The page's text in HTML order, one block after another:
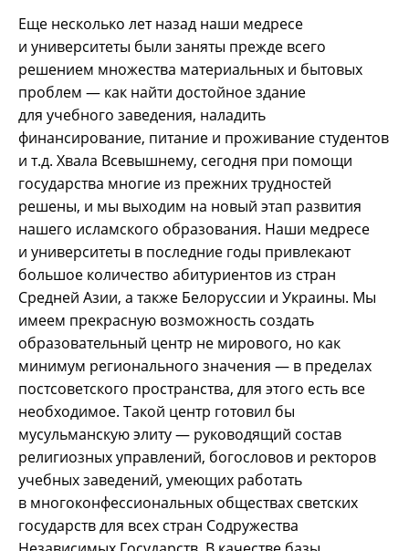
Еще несколько лет назад наши медресе
и университеты были заняты прежде всего
решением множества материальных и бытовых
проблем — как найти достойное здание
для учебного заведения, наладить
финансирование, питание и проживание студентов
и т.д. Хвала Всевышнему, сегодня при помощи
государства многие из прежних трудностей
решены, и мы выходим на новый этап развития
нашего исламского образования. Наши медресе
и университеты в последние годы привлекают
большое количество абитуриентов из стран
Средней Азии, а также Белоруссии и Украины. Мы
имеем прекрасную возможность создать
образовательный центр не мирового, но как
минимум регионального значения — в пределах
постсоветского пространства, для этого есть все
необходимое. Такой центр готовил бы
мусульманскую элиту — руководящий состав
религиозных управлений, богословов и ректоров
учебных заведений, умеющих работать
в многоконфессиональных обществах светских
государств для всех стран Содружества